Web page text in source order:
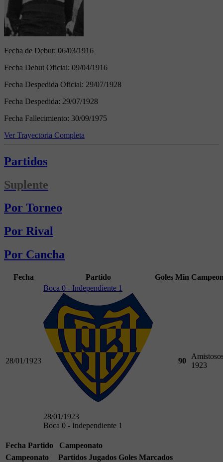
Fecha de Debut: 06/03/1916
Fecha Debut Oficial: 09/04/1916
Fecha Despedida Oficial: 29/07/1928
Fecha Despedida: 29/07/1928
Fecha Fallecimiento: 30/09/1975
Ver Trayectoria Completa
Partidos
Suplente
Por Torneo
Por Rival
Por Cancha
Fecha Partido Goles Min
28/01/1923
Boca 0 - Independiente 1
28/01/1923
Boca 0 - Independiente 1
90
1923
Fecha Partido
Campeonato
Campeonato
Partidos Jugados Goles Marcados